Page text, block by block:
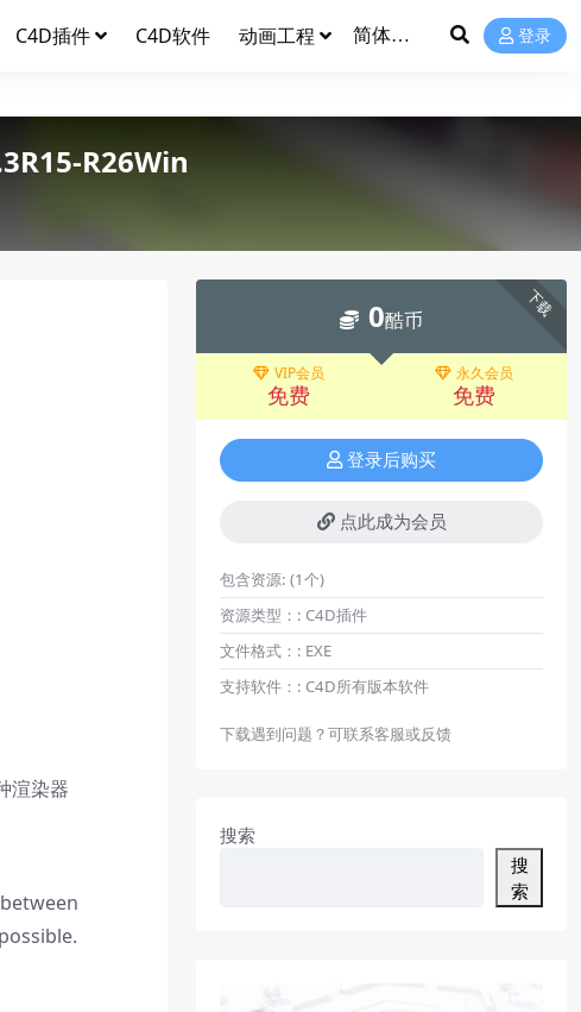
C4D插件 C4D软件 动画工程 登录
R26Win
渲染器
下载
0酷币
VIP会员
免费
永久会员
免费
登录后购买
点此成为会员
包含资源: (1个)
资源类型：: C4D插件
文件格式：: EXE
支持软件：: C4D所有版本软件
下载遇到问题？可联系客服或反馈
搜索
搜
索